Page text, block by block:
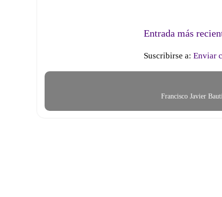
Entrada más
Suscribirse a: Enviar
Francisco Javier